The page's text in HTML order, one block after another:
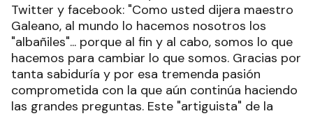
Twitter y facebook: "Como usted dijera maestro
Galeano, al mundo lo hacemos nosotros los
"albañiles"... porque al fin y al cabo, somos lo que
hacemos para cambiar lo que somos. Gracias por
tanta sabiduría y por esa tremenda pasión
comprometida con la que aún continúa haciendo
las grandes preguntas. Este "artiguista" de la